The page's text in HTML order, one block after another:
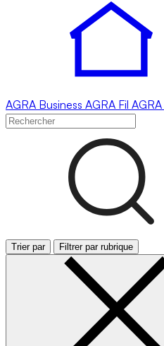
AGRA Business AGRA Fil AGRA
Trier par Filtrer par rubrique